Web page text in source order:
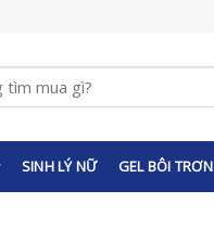
SINH LÝ NỮ GEL BÔI TRƠN